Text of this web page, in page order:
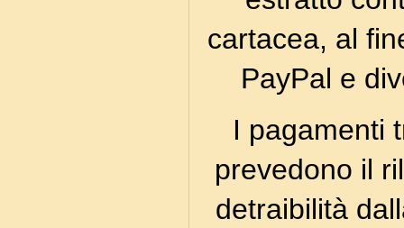
cartacea, al
PayPal e
I pagamenti
prevedono il
detraibilità